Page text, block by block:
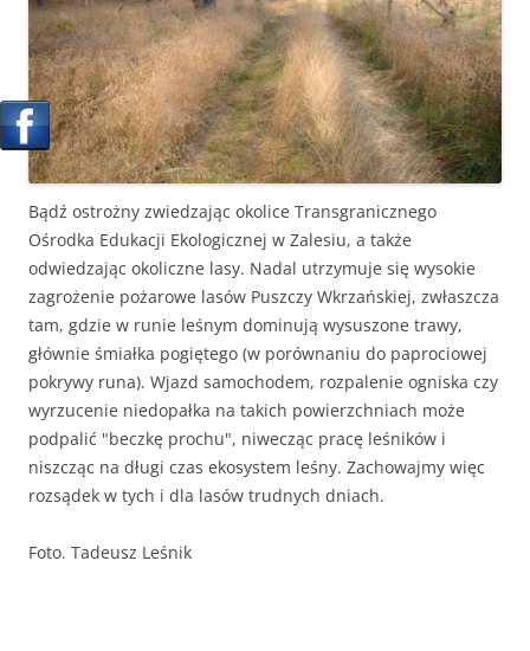
Bądź ostrożny zwiedzając okolice Transgranicznego
Ośrodka Edukacji Ekologicznej w Zalesiu, a także
odwiedzając okoliczne lasy. Nadal utrzymuje się wysokie
zagrożenie pożarowe lasów Puszczy Wkrzańskiej, zwłaszcza
tam, gdzie w runie leśnym dominują wysuszone trawy,
głównie śmiałka pogiętego (w porównaniu do paprociowej
pokrywy runa). Wjazd samochodem, rozpalenie ogniska czy
wyrzucenie niedopałka na takich powierzchniach może
podpalić "beczkę prochu", niwecząc pracę leśników i
niszcząc na długi czas ekosystem leśny. Zachowajmy więc
rozsądek w tych i dla lasów trudnych dniach.
Foto. Tadeusz Leśnik